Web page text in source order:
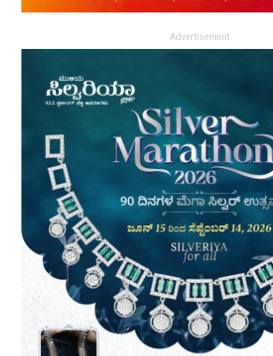
Advertisement